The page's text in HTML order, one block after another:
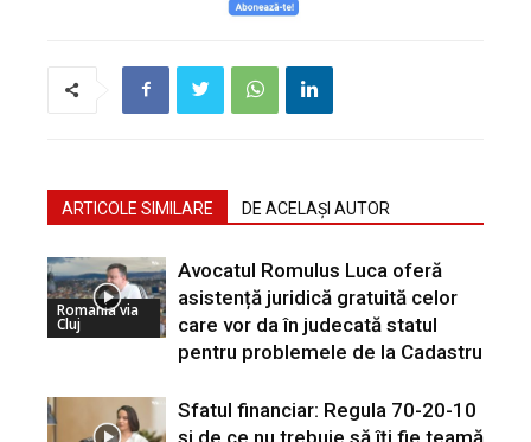
ARTICOLE SIMILARE DE ACELAȘI AUTOR
Romania via
Cluj
Avocatul Romulus Luca oferă
asistență juridică gratuită celor
care vor da în judecată statul
pentru problemele de la Cadastru
Sfatul financiar: Regula 70-20-10
și de ce nu trebuie să îți fie teamă